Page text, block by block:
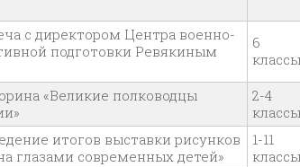
с директором Центра военно-
подготовки Ревякиным
6
классы
«Великие полководцы
2-4
классы
итогов выставки рисунков
глазами современных детей»
1-11
классы